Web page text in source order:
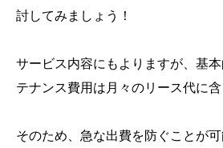
討してみましょう！
サービス内容にもよりますが、基
テナンス費用は月々のリース代に含
そのため、急な出費を防ぐことが可